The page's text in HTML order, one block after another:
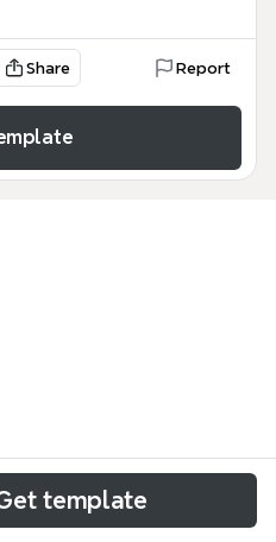
Share Report
DM (Dispositifs
exhaustive de 40
template